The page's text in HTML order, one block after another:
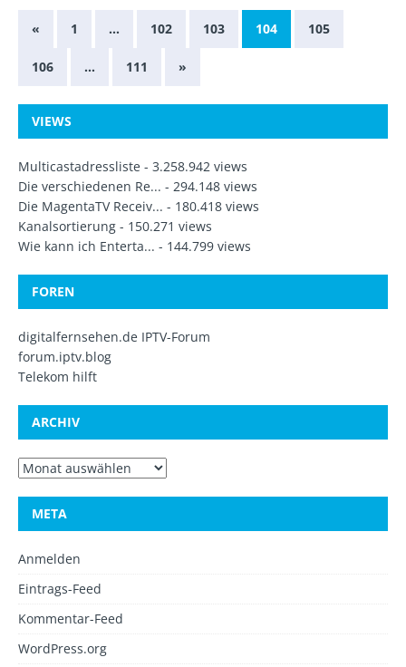
« 1 … 102 103 104 105
106 … 111 »
VIEWS
Multicastadressliste - 3.258.942 views
Die verschiedenen Re... - 294.148 views
Die MagentaTV Receiv... - 180.418 views
Kanalsortierung - 150.271 views
Wie kann ich Enterta... - 144.799 views
FOREN
digitalfernsehen.de IPTV-Forum
forum.iptv.blog
Telekom hilft
ARCHIV
META
Anmelden
Eintrags-Feed
Kommentar-Feed
WordPress.org